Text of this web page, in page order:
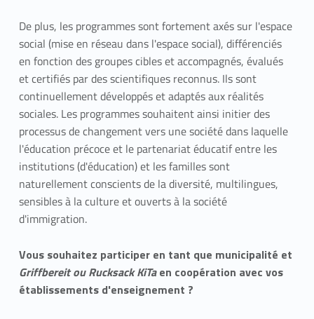
De plus, les programmes sont fortement axés sur l'espace
social (mise en réseau dans l'espace social), différenciés
en fonction des groupes cibles et accompagnés, évalués
et certifiés par des scientifiques reconnus. Ils sont
continuellement développés et adaptés aux réalités
sociales. Les programmes souhaitent ainsi initier des
processus de changement vers une société dans laquelle
l'éducation précoce et le partenariat éducatif entre les
institutions (d'éducation) et les familles sont
naturellement conscients de la diversité, multilingues,
sensibles à la culture et ouverts à la société
d'immigration.
Vous souhaitez participer en tant que municipalité et
Griffbereit ou Rucksack KiTaen coopération avec vos
établissements d'enseignement ?